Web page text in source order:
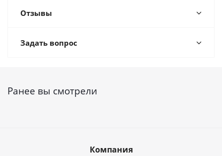
Отзывы
Задать вопрос
Ранее вы смотрели
Компания